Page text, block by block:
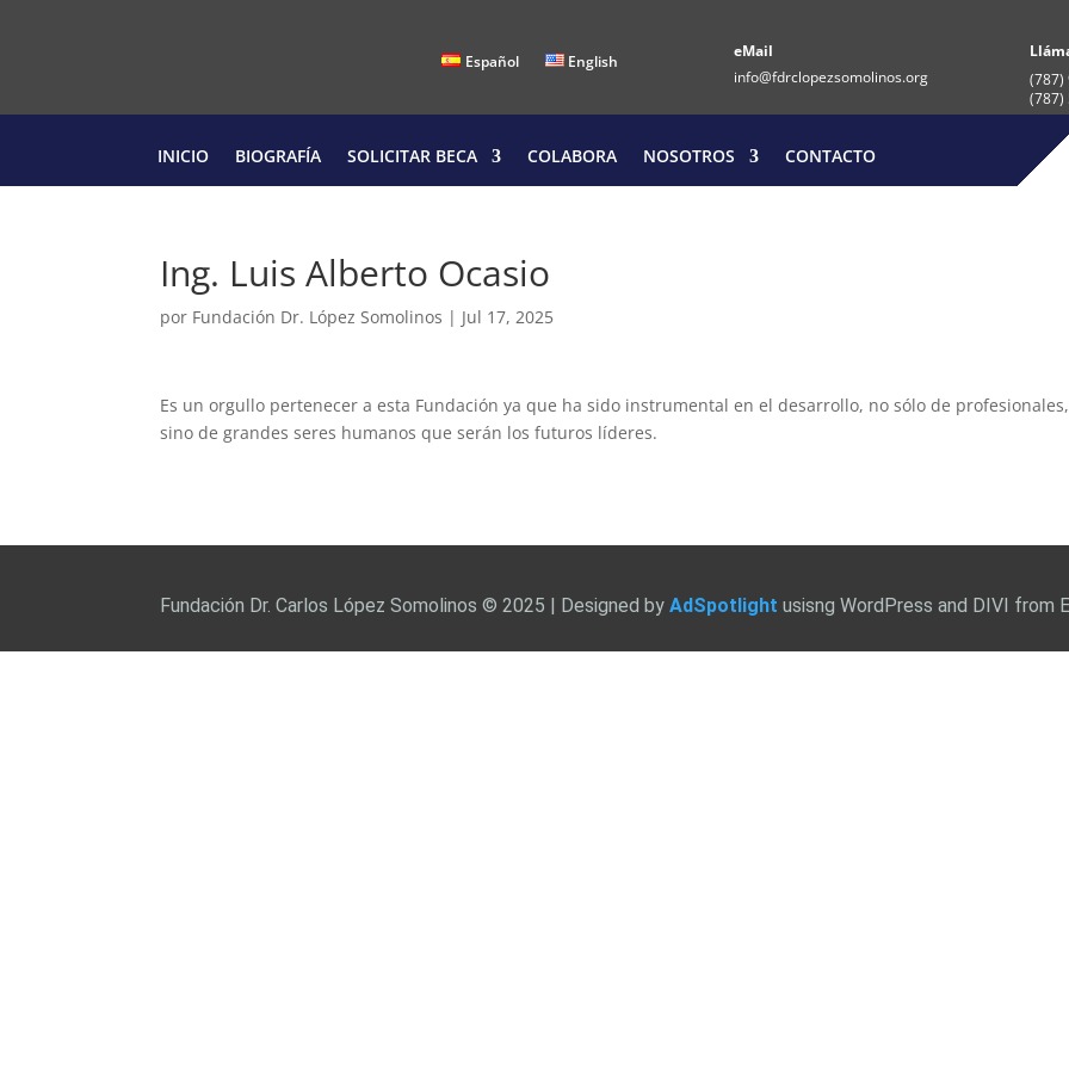
Español English
eMail
info@fdrclopezsomolinos.org
(787)
(787)
INICIO BIOGRAFÍA SOLICITAR BECA COLABORA NOSOTROS CONTACTO
Ing. Luis Alberto Ocasio
por Fundación Dr. López Somolinos | Jul 17, 2025
Es un orgullo pertenecer a esta Fundación ya que ha sido instrumental en el desarrollo, no sólo de profesionales,
sino de grandes seres humanos que serán los futuros líderes.
Fundación Dr. Carlos López Somolinos © 2025 | Designed byAdSpotlight usisng WordPress and DIVI from